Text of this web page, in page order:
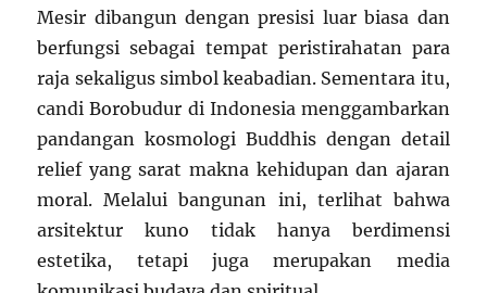
Mesir dibangun dengan presisi luar biasa dan
berfungsi sebagai tempat peristirahatan para
raja sekaligus simbol keabadian. Sementara itu,
candi Borobudur di Indonesia menggambarkan
pandangan kosmologi Buddhis dengan detail
relief yang sarat makna kehidupan dan ajaran
moral. Melalui bangunan ini, terlihat bahwa
arsitektur kuno tidak hanya berdimensi
estetika, tetapi juga merupakan media